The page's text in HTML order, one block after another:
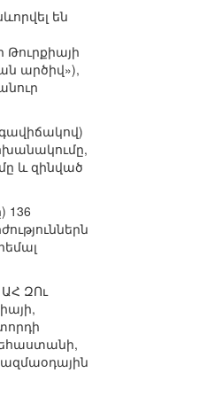
են
Թուրքիայի
արծիվ»),
և զինված
136
ԶՈւ